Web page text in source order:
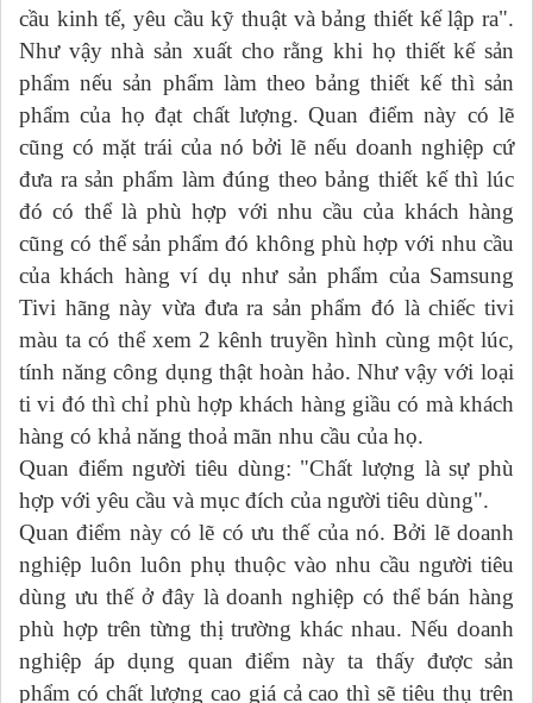
cầu kinh tế, yêu cầu kỹ thuật và bảng thiết kế lập ra".
Như vậy nhà sản xuất cho rằng khi họ thiết kế sản
phẩm nếu sản phẩm làm theo bảng thiết kế thì sản
phẩm của họ đạt chất lượng. Quan điểm này có lẽ
cũng có mặt trái của nó bởi lẽ nếu doanh nghiệp cứ
đưa ra sản phẩm làm đúng theo bảng thiết kế thì lúc
đó có thể là phù hợp với nhu cầu của khách hàng
cũng có thể sản phẩm đó không phù hợp với nhu cầu
của khách hàng ví dụ như sản phẩm của Samsung
Tivi hãng này vừa đưa ra sản phẩm đó là chiếc tivi
màu ta có thể xem 2 kênh truyền hình cùng một lúc,
tính năng công dụng thật hoàn hảo. Như vậy với loại
ti vi đó thì chỉ phù hợp khách hàng giầu có mà khách
hàng có khả năng thoả mãn nhu cầu của họ.
Quan điểm người tiêu dùng: "Chất lượng là sự phù
hợp với yêu cầu và mục đích của người tiêu dùng".
Quan điểm này có lẽ có ưu thế của nó. Bởi lẽ doanh
nghiệp luôn luôn phụ thuộc vào nhu cầu người tiêu
dùng ưu thế ở đây là doanh nghiệp có thể bán hàng
phù hợp trên từng thị trường khác nhau. Nếu doanh
nghiệp áp dụng quan điểm này ta thấy được sản
phẩm có chất lượng cao giá cả cao thì sẽ tiêu thụ trên